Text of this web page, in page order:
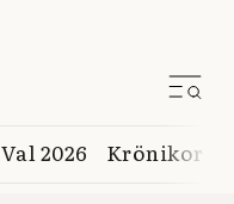
Val 2026 Krönikor